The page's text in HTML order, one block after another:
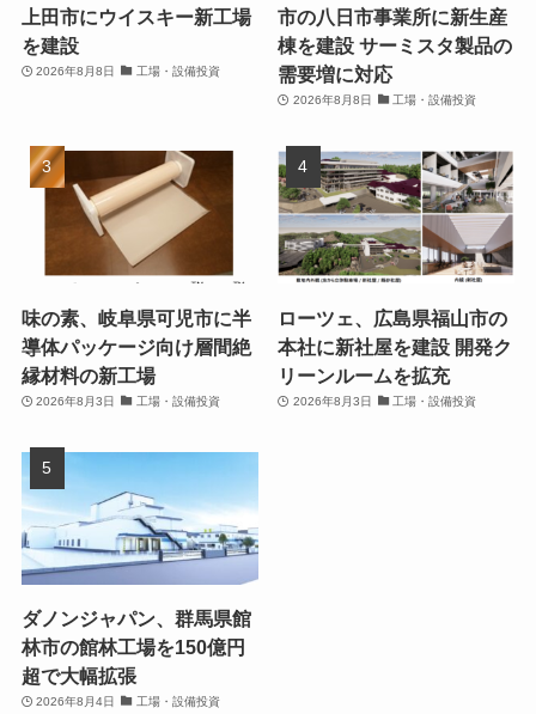
上田市にウイスキー新工場
を建設
2026年8月8日 工場・設備投資
市の八日市事業所に新生産
棟を建設 サーミスタ製品の
需要増に対応
2026年8月8日 工場・設備投資
味の素、岐阜県可児市に半
導体パッケージ向け層間絶
縁材料の新工場
2026年8月3日 工場・設備投資
ローツェ、広島県福山市の
本社に新社屋を建設 開発ク
リーンルームを拡充
2026年8月3日 工場・設備投資
ダノンジャパン、群馬県館
林市の館林工場を150億円
超で大幅拡張
2026年8月4日 工場・設備投資